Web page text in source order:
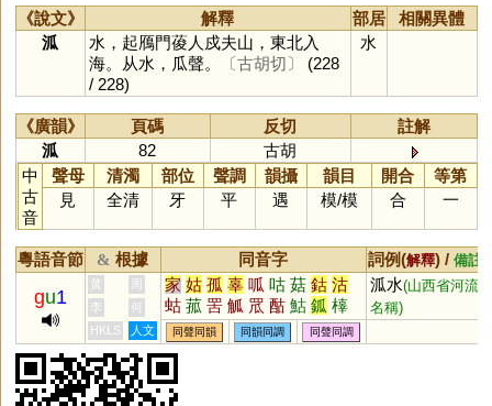
《說文》 解釋 部居
相關異體
泒
水，起鴈門葰人戍夫山，東北入
海。从水，瓜聲。
〔古胡切〕
(228
/ 228)
水
《廣韻》 頁碼 反切
註解
泒
82
古胡
中
古
音
聲母 清濁 部位 聲調 韻攝 韻目 開合
等第
見
全清 牙 平 遇 模/模 合 一
粵語音節 & 根據 同音字 詞例(解釋) / 備註
gu1
黃 周 家 姑 孤 辜 呱 咕 菇 鈷 沽
蛄 菰 罟 觚 罛 酤 鮕 鈲 橭
嫴 箛 軱 柧 鴣
泒水(山西省河流
名稱)
李
何
HKLS
人文 同聲同韻 同韻同調 同聲同調